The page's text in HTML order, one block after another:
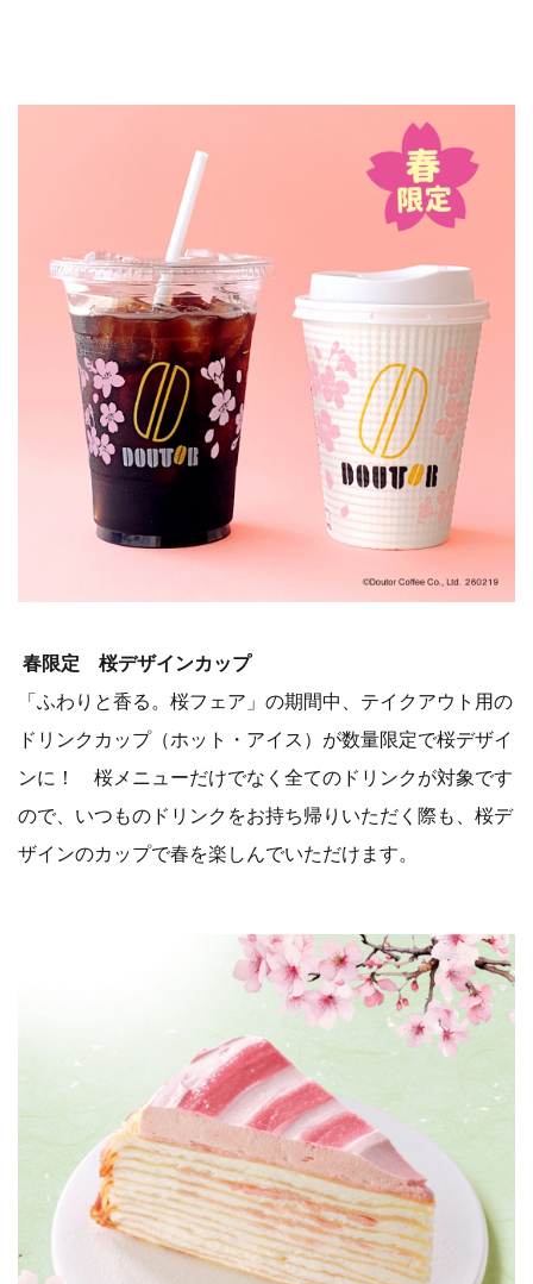
春限定 桜デザインカップ
「ふわりと香る。桜フェア」の期間中、テイクアウト用の
ドリンクカップ（ホット・アイス）が数量限定で桜デザイ
ンに！ 桜メニューだけでなく全てのドリンクが対象です
ので、いつものドリンクをお持ち帰りいただく際も、桜デ
ザインのカップで春を楽しんでいただけます。